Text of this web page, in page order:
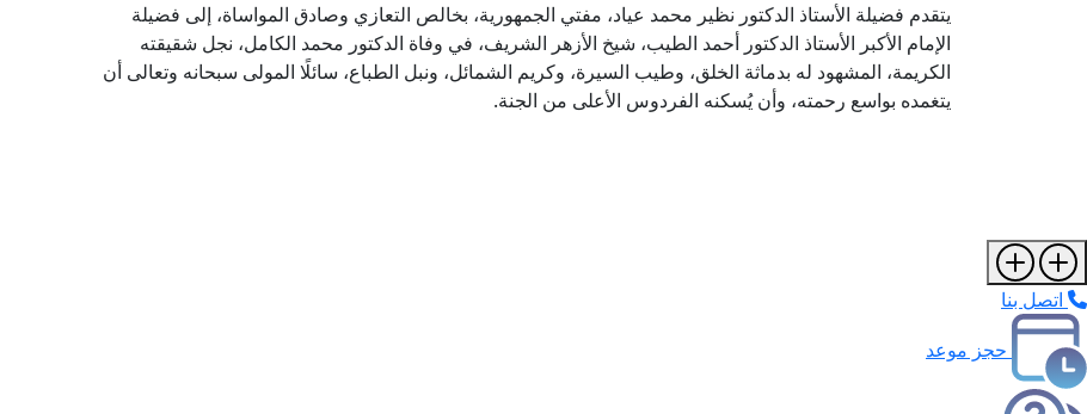
يتقدم فضيلة الأستاذ الدكتور نظير محمد عياد، مفتي الجمهورية، بخالص التعازي وصادق المواساة، إلى فضيلة
الإمام الأكبر الأستاذ الدكتور أحمد الطيب، شيخ الأزهر الشريف، في وفاة الدكتور محمد الكامل، نجل شقيقته
الكريمة، المشهود له بدماثة الخلق، وطيب السيرة، وكريم الشمائل، ونبل الطباع، سائلًا المولى سبحانه وتعالى أن
يتغمده بواسع رحمته، وأن يُسكنه الفردوس الأعلى من الجنة.
اتصل بنا
حجز موعد